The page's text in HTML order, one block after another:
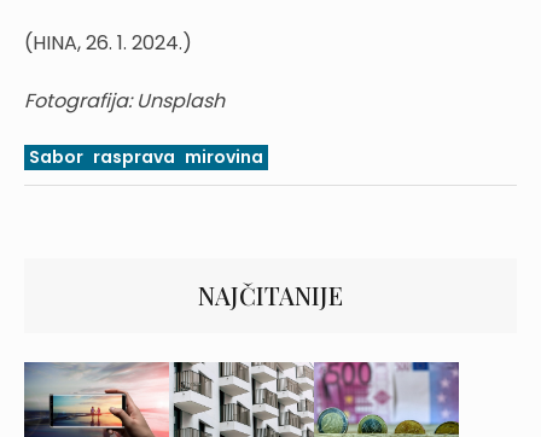
(HINA, 26. 1. 2024.)
Fotografija: Unsplash
Sabor rasprava mirovina
NAJČITANIJE